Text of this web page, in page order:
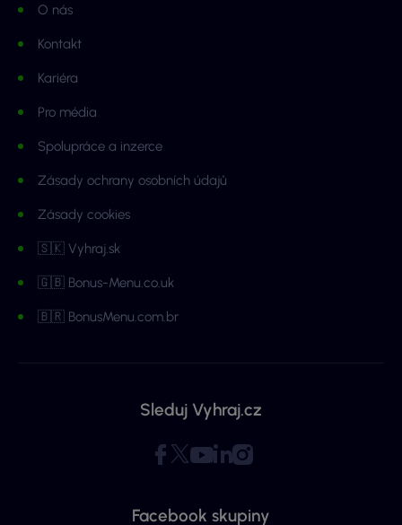
O nás
Kontakt
Kariéra
Pro média
Spolupráce a inzerce
Zásady ochrany osobních údajů
Zásady cookies
🇸🇰 Vyhraj.sk
🇬🇧 Bonus-Menu.co.uk
🇧🇷 BonusMenu.com.br
Sleduj Vyhraj.cz
Facebook skupiny